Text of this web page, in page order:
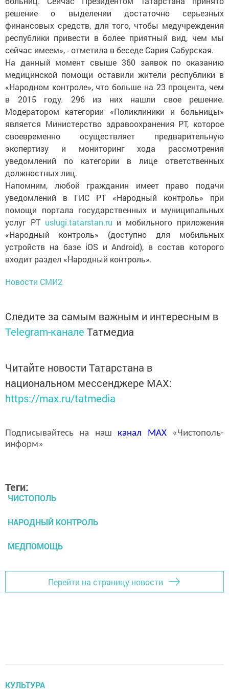
решение о выделении достаточно серьезных
финансовых средств, для того, чтобы медучреждения
республики привести в более приятный вид, чем мы
сейчас имеем», - отметила в беседе Сария Сабурская.
На данный момент свыше 360 заявок по оказанию
медицинской помощи оставили жители республики в
«Народном контроле», что больше на 23 процента, чем
в 2015 году. 296 из них нашли свое решение.
Модератором категории «Поликлиники и больницы»
является Министерство здравоохранения РТ, которое
своевременно осуществляет предварительную
экспертизу и мониторинг хода рассмотрения
уведомлений по категории в лице ответственных
должностных лиц.
Напомним, любой гражданин имеет право подачи
уведомлений в ГИС РТ «Народный контроль» при
помощи портала государственных и муниципальных
услуг РТ uslugi.tatarstan.ru и мобильного приложения
«Народный контроль» (доступно для мобильных
устройств на базе iOS и Android), в состав которого
входит раздел «Народный контроль».
Новости СМИ2
Следите за самым важным и интересным в
Telegram-канале Татмедиа
Читайте новости Татарстана в
национальном мессенджере MАХ:
https://max.ru/tatmedia
Подписывайтесь на наш канал MAX«Чистополь-
информ»
Теги:
ЧИСТОПОЛЬ
НАРОДНЫЙ КОНТРОЛЬ
МЕДПОМОЩЬ
Перейти на страницу новости
КУЛЬТУРА